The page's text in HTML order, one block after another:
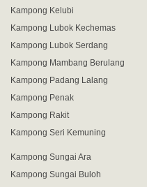
Kampong Kelubi
Kampong Lubok Kechemas
Kampong Lubok Serdang
Kampong Mambang Berulang
Kampong Padang Lalang
Kampong Penak
Kampong Rakit
Kampong Seri Kemuning
Kampong Sungai Ara
Kampong Sungai Buloh